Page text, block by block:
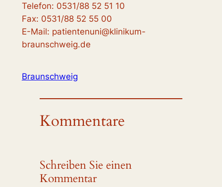
Telefon: 0531/88 52 51 10
Fax: 0531/88 52 55 00
E-Mail: patientenuni@klinikum-
braunschweig.de
Braunschweig
Kommentare
Schreiben Sie einen
Kommentar